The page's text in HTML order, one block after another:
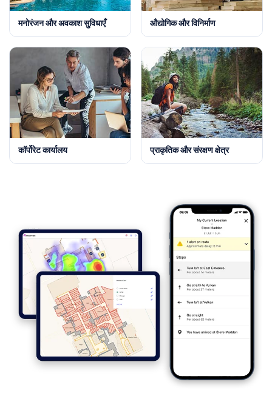
मनोरंजन और अवकाश सुविधाएँ औद्योगिक और विनिर्माण
कॉर्पोरेट कार्यालय प्राकृतिक और संरक्षण क्षेत्र